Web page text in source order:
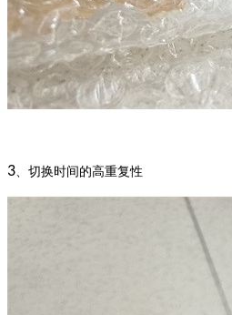
3、切换时间的高重复性